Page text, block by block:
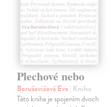
Plechové nebo
Borušovičová Eva| Kniha
Táto kniha je spojením dvoch